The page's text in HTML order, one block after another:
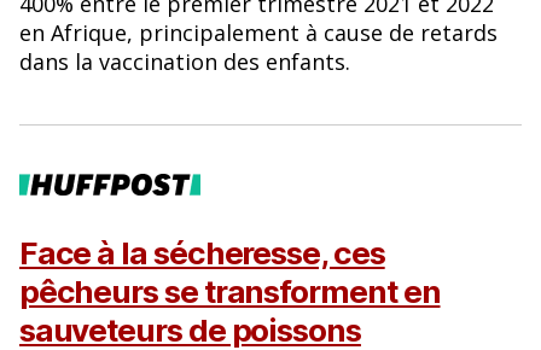
en Afrique, principalement à cause de retards
dans la vaccination des enfants.
Face à la sécheresse, ces
pêcheurs se transforment en
sauveteurs de poissons